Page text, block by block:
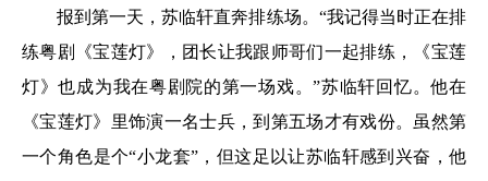
报到第一天，苏临轩直奔排练场。“我记得当时正在排
练粤剧《宝莲灯》，团长让我跟师哥们一起排练，《宝莲
灯》也成为我在粤剧院的第一场戏。”苏临轩回忆。他在
《宝莲灯》里饰演一名士兵，到第五场才有戏份。虽然第
一个角色是个“小龙套”，但这足以让苏临轩感到兴奋，他